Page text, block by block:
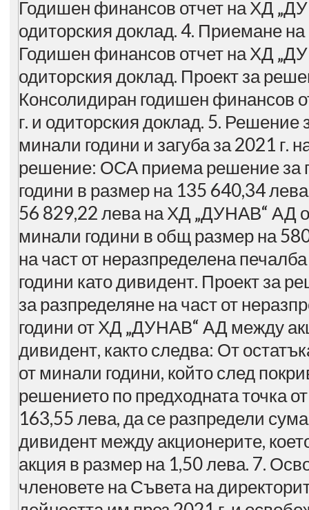
Годишен финансов отчет на ХД
одиторския доклад. 4. Приемане
Годишен финансов отчет на ХД
одиторския доклад. Проект за
Консолидиран годишен финансов
г. и одиторския доклад. 5. Решение
минали години и загуба за 2021 г.
решение: ОСА приема решение за
години в размер на 135 640,34
56 829,22 лева на ХД „ДУНАВ“ АД
минали години в общ размер на
на част от неразпределена
години като дивидент. Проект за
за разпределяне на част от
години от ХД „ДУНАВ“ АД между
дивидент, както следва: От
от минали години, който след
решението по предходната точка
163,55 лева, да се разпредели
дивидент между акционерите,
акция в размер на 1,50 лева. 7.
членовете на Съвета на